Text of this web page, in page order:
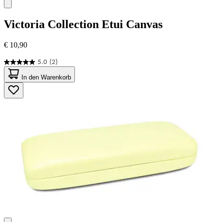
Victoria Collection Etui Canvas
€ 10,90
5.0 (2)
5.0
von
5
Sternen.
2
In den Warenkorb